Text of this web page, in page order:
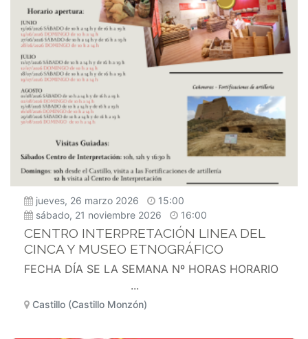
jueves, 26 marzo 2026
15:00
sábado, 21 noviembre 2026
16:00
CENTRO INTERPRETACIÓN LINEA DEL
CINCA Y MUSEO ETNOGRÁFICO
FECHA DÍA SE LA SEMANA Nº HORAS HORARIO
...
Castillo (Castillo Monzón)